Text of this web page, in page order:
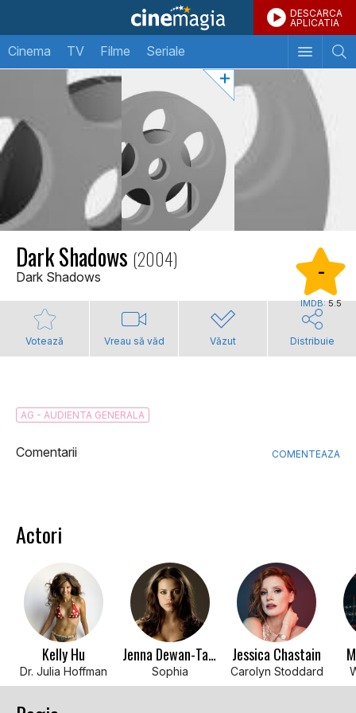
DESCARCA
APLICATIA
Cinema TV Filme Seriale
Dark Shadows (2004)
Dark Shadows -
IMDB:5.5
Votează Vreau să văd Văzut Distribuie
AG - AUDIENTA GENERALA
Comentarii COMENTEAZA
Actori
Kelly Hu
Dr. Julia Hoffman
Jenna Dewan-Tatum
Sophia
Jessica Chastain
Carolyn Stoddard